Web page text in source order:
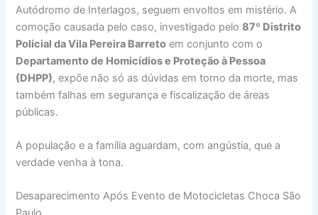
Autódromo de Interlagos, seguem envoltos em mistério. A
comoção causada pelo caso, investigado pelo87º Distrito
Policial da Vila Pereira Barreto em conjunto com o
Departamento de Homicídios e Proteção à Pessoa
(DHPP), expõe não só as dúvidas em torno da morte, mas
também falhas em segurança e fiscalização de áreas
públicas.
A população e a família aguardam, com angústia, que a
verdade venha à tona.
Desaparecimento Após Evento de Motocicletas Choca São